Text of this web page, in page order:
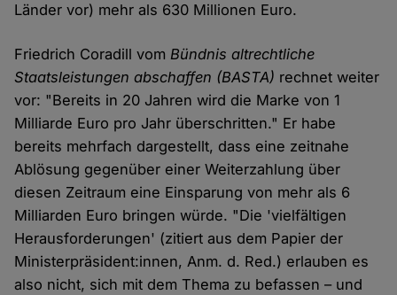
Länder vor) mehr als 630 Millionen Euro.
Friedrich Coradill vomBündnis altrechtliche
Staatsleistungen abschaffen (BASTA) rechnet weiter
vor: "Bereits in 20 Jahren wird die Marke von 1
Milliarde Euro pro Jahr überschritten." Er habe
bereits mehrfach dargestellt, dass eine zeitnahe
Ablösung gegenüber einer Weiterzahlung über
diesen Zeitraum eine Einsparung von mehr als 6
Milliarden Euro bringen würde. "Die 'vielfältigen
Herausforderungen' (zitiert aus dem Papier der
Ministerpräsident:innen, Anm. d. Red.) erlauben es
also nicht, sich mit dem Thema zu befassen – und